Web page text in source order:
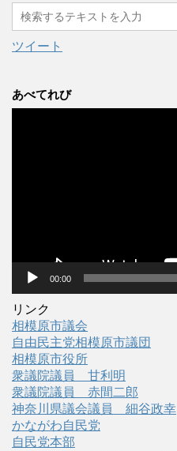
イ
ブ
ツイート
あべてれび
00:00
リンク
相模原市議会
自由民主党相模原市議団
相模原市役所
衆議院議員 甘利明
衆議院議員 赤間二郎
神奈川県議会議員 細谷政幸
かながわ自民党
自民党本部